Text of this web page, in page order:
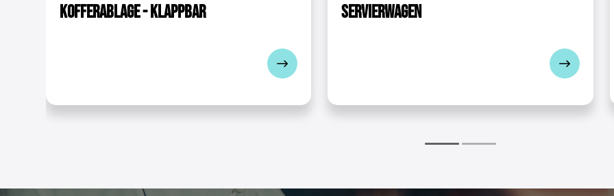
Liefergewicht
36,45 kg
Kunststoff (PP) / Gummi (TPR)
Servierwagen RC-STWD01
Kofferablage- klappbar Servierwagen